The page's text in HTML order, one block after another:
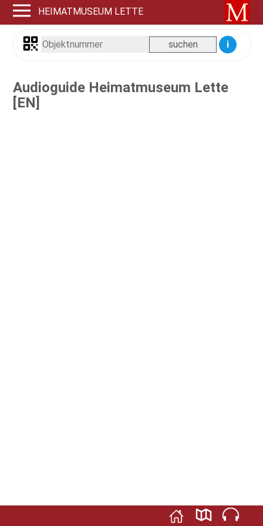
HEIMATMUSEUM LETTE
i
Audioguide Heimatmuseum Lette
[EN]